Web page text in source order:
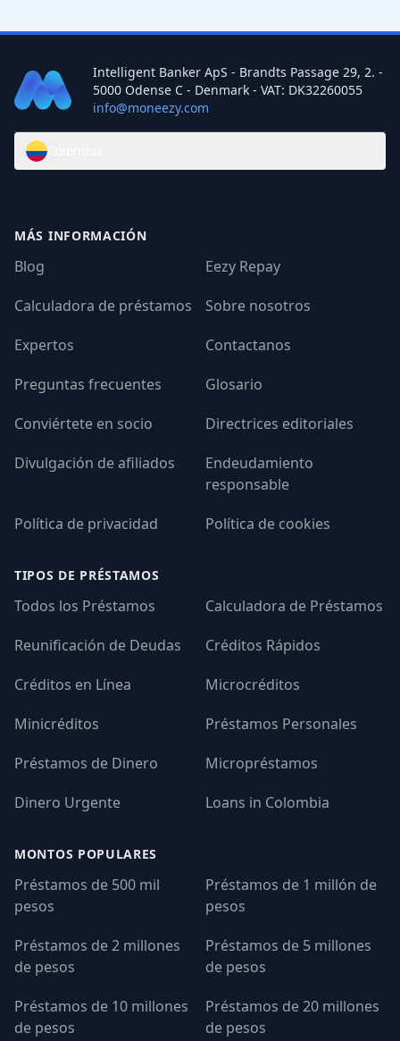
Intelligent Banker ApS - Brandts Passage 29, 2. -
5000 Odense C - Denmark - VAT: DK32260055
info@moneezy.com
MÁS INFORMACIÓN
Blog
Eezy Repay
Calculadora de préstamos
Sobre nosotros
Expertos
Contactanos
Preguntas frecuentes
Glosario
Conviértete en socio
Directrices editoriales
Divulgación de afiliados
Endeudamiento
responsable
Política de privacidad
Política de cookies
TIPOS DE PRÉSTAMOS
Todos los Préstamos
Calculadora de Préstamos
Reunificación de Deudas
Créditos Rápidos
Créditos en Línea
Microcréditos
Minicréditos
Préstamos Personales
Préstamos de Dinero
Micropréstamos
Dinero Urgente
Loans in Colombia
MONTOS POPULARES
Préstamos de 500 mil
pesos
Préstamos de 1 millón de
pesos
Préstamos de 2 millones
de pesos
Préstamos de 5 millones
de pesos
Préstamos de 10 millones
de pesos
Préstamos de 20 millones
de pesos